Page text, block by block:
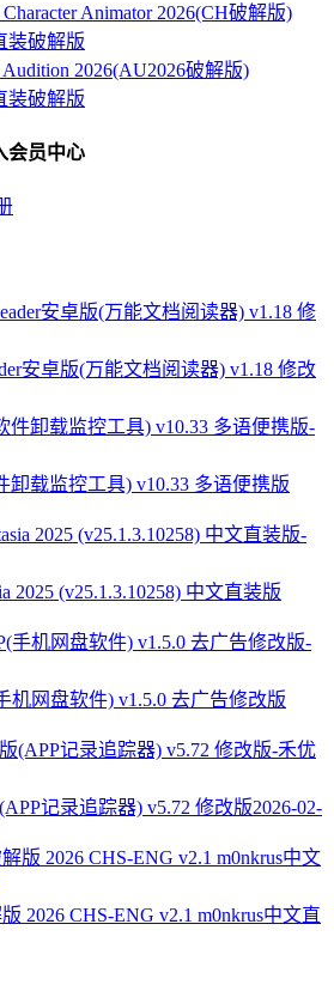
Character Animator 2026(CH破解版)
装破解版
Audition 2026(AU2026破解版)
装破解版
会员中心
安卓版(万能文档阅读器) v1.18 修改
卸载监控工具) v10.33 多语便携版
2025 (v25.1.3.10258) 中文直装版
机网盘软件) v1.5.0 去广告修改版
记录追踪器) v5.72 修改版2026-02-
2026 CHS-ENG v2.1 m0nkrus中文直